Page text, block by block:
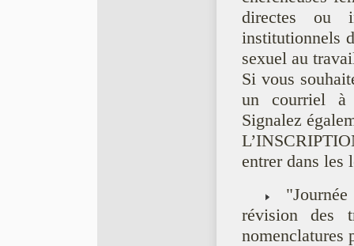
directes ou
institutionnels
sexuel au
Si vous
un courriel à
Signalez
entrer dans les
révision des
nomenclatures